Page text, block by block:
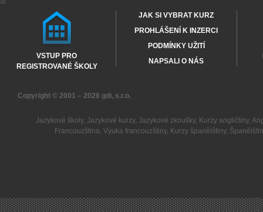
VSTUP PRO
REGISTROVANÉ ŠKOLY
JAK SI VYBRAT KURZ
PROHLÁŠENÍ K INZERCI
PODMÍNKY UŽITÍ
NAPSALI O NÁS
Copyright © 2001 – 2026 gdi, s.r.o.
Jazykové školy, Jazykové kurzy, Jazykové zkoušky, Kurzy angličtiny,
Francouzština,Výuka francouzštiny, Kurzy španělštiny,